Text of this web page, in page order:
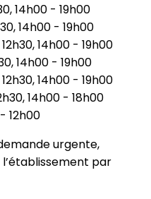
14h00 - 19h00
14h00 - 19h00
14h00 - 19h00
14h00 - 19h00
14h00 - 19h00
14h00 - 18h00
12h00
urgente,
par